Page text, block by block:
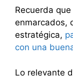
Recuerda
enmarcados,
estratégica,
con una
Lo relevante